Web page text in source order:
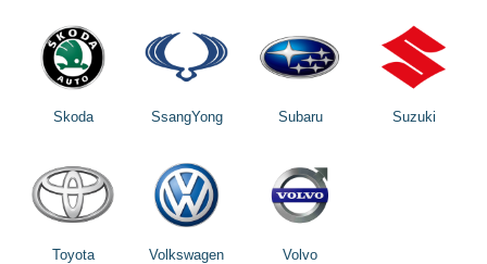
Skoda SsangYong Subaru Suzuki
Toyota Volkswagen Volvo